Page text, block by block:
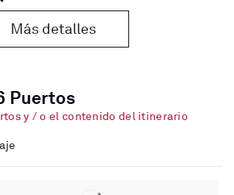
Más detalles
Puertos
y / o el contenido del itinerario